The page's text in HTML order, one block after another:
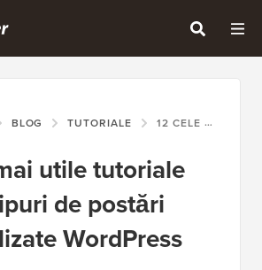
BLOG TUTORIALE 12 CELE MAI UTILE TUTORIALE DESPRE TIPURI DE POSTĂRI PERSONALIZATE WORDPRESS
utile tutoriale
de postări
WordPress